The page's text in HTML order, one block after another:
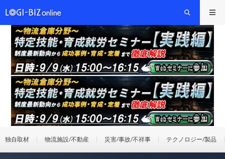
独自取材 物流施設/不動産 災害/事故/不祥事 テクノロジー/製品